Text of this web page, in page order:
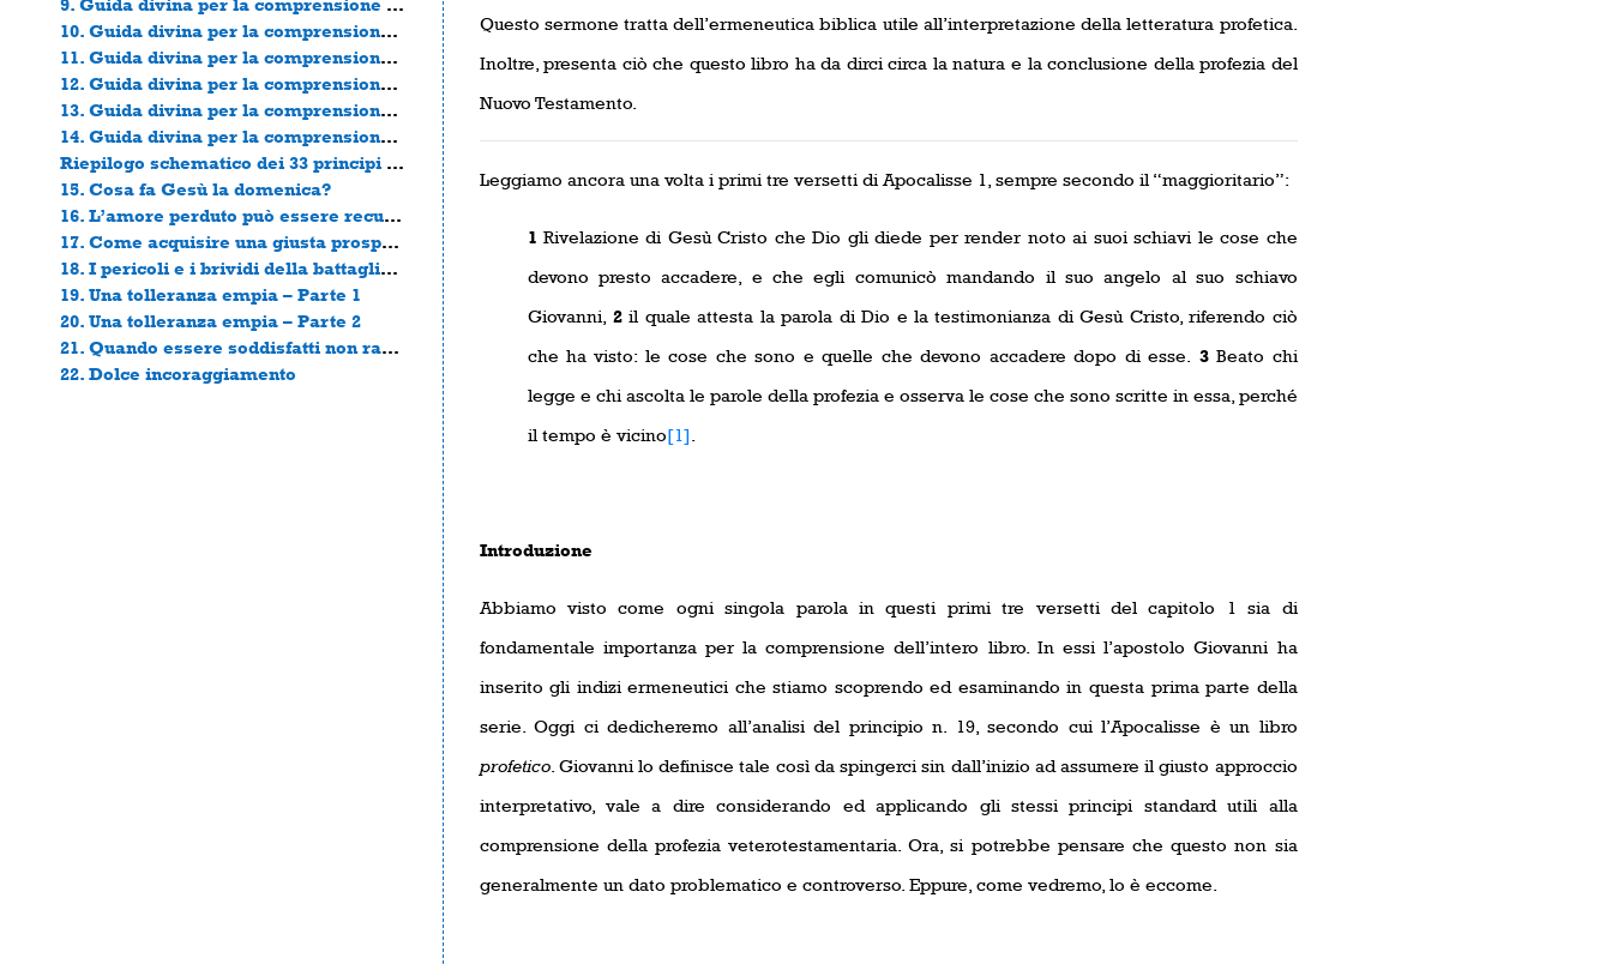
10. Guida divina per la comprensione del libro dell’Apocalisse – Parte 10
11. Guida divina per la comprensione del libro dell’Apocalisse – Parte 11
12. Guida divina per la comprensione del libro dell’Apocalisse – Parte 12
13. Guida divina per la comprensione del libro dell’Apocalisse – Parte 13
14. Guida divina per la comprensione del libro dell’Apocalisse – Parte 14
Riepilogo schematico dei 33 principi ermeneutici
15. Cosa fa Gesù la domenica?
16. L’amore perduto può essere recuperato?
17. Come acquisire una giusta prospettiva sulla tribolazione
18. I pericoli e i brividi della battaglia spirituale
19. Una tolleranza empia – Parte 1
20. Una tolleranza empia – Parte 2
21. Quando essere soddisfatti non rappresenta una virtù
22. Dolce incoraggiamento
Questo sermone tratta dell’ermeneutica biblica utile all’interpretazione della letteratura profetica.
Inoltre, presenta ciò che questo libro ha da dirci circa la natura e la conclusione della profezia del
Nuovo Testamento.
Leggiamo ancora una volta i primi tre versetti di Apocalisse 1, sempre secondo il “maggioritario”:
1 Rivelazione di Gesù Cristo che Dio gli diede per render noto ai suoi schiavi le cose che
devono presto accadere, e che egli comunicò mandando il suo angelo al suo schiavo
Giovanni, 2il quale attesta la parola di Dio e la testimonianza di Gesù Cristo, riferendo ciò
che ha visto: le cose che sono e quelle che devono accadere dopo di esse. 3Beato chi
legge e chi ascolta le parole della profezia e osserva le cose che sono scritte in essa, perché
il tempo è vicino[1]
Introduzione
Abbiamo visto come ogni singola parola in questi primi tre versetti del capitolo 1 sia di
fondamentale importanza per la comprensione dell’intero libro. In essi l’apostolo Giovanni ha
inserito gli indizi ermeneutici che stiamo scoprendo ed esaminando in questa prima parte della
serie. Oggi ci dedicheremo all’analisi del principio n. 19, secondo cui l’Apocalisse è un libro
profetico. Giovanni lo definisce tale così da spingerci sin dall’inizio ad assumere il giusto approccio
interpretativo, vale a dire considerando ed applicando gli stessi principi standard utili alla
comprensione della profezia veterotestamentaria. Ora, si potrebbe pensare che questo non sia
generalmente un dato problematico e controverso. Eppure, come vedremo, lo è eccome.